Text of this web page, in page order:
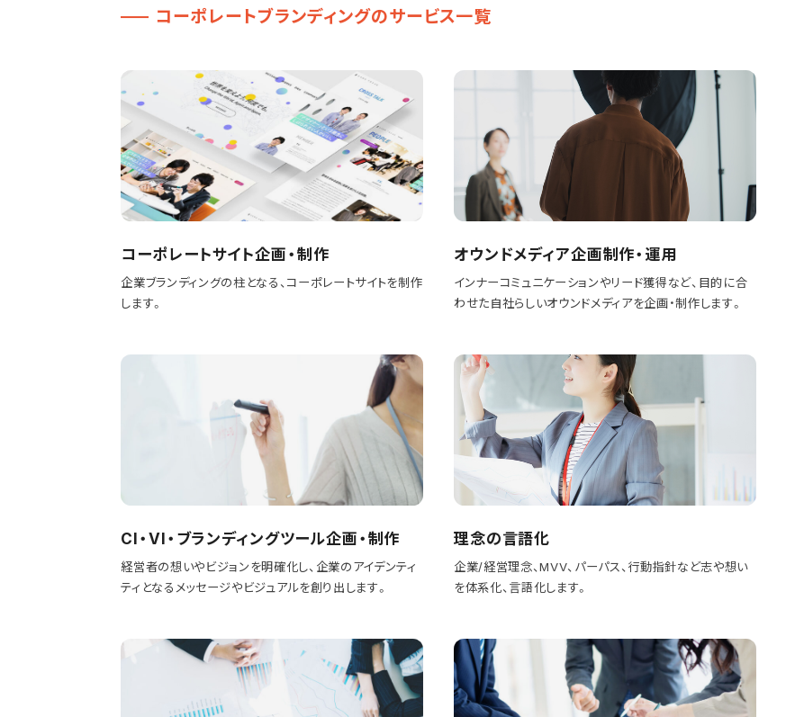
コーポレートブランディングのサービス一覧
コーポレートサイト企画・制作
企業ブランディングの柱となる、コーポレートサイトを制作
します。
オウンドメディア企画制作・運用
インナーコミュニケーションやリード獲得など、目的に合
わせた自社らしいオウンドメディアを企画・制作します。
CI・VI・ブランディングツール企画・制作
経営者の想いやビジョンを明確化し、企業のアイデンティ
ティとなるメッセージやビジュアルを創り出します。
理念の言語化
企業/経営理念、MVV、パーパス、行動指針など志や想い
を体系化、言語化します。